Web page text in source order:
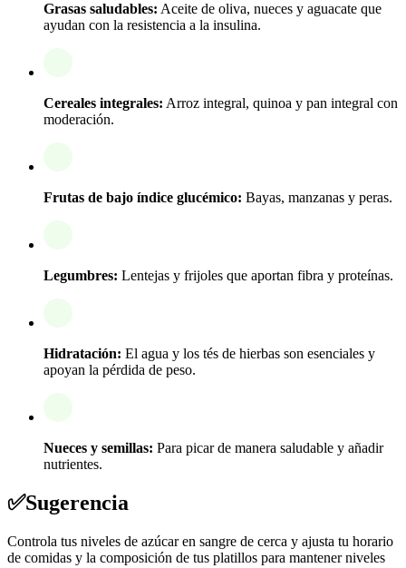
Grasas saludables: Aceite de oliva, nueces y aguacate que
ayudan con la resistencia a la insulina.
Cereales integrales: Arroz integral, quinoa y pan integral con
moderación.
Frutas de bajo índice glucémico: Bayas, manzanas y peras.
Legumbres: Lentejas y frijoles que aportan fibra y proteínas.
Hidratación: El agua y los tés de hierbas son esenciales y
apoyan la pérdida de peso.
Nueces y semillas: Para picar de manera saludable y añadir
nutrientes.
✅Sugerencia
Controla tus niveles de azúcar en sangre de cerca y ajusta tu horario
de comidas y la composición de tus platillos para mantener niveles